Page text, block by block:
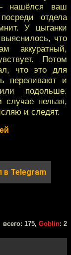
нашёлся ваш
отдела
У цыганки
что
аккуратный,
Потом
что это для
переливают и
подольше.
случае нельзя,
и следят.
в Telegram
всего: 175, Goblin: 2